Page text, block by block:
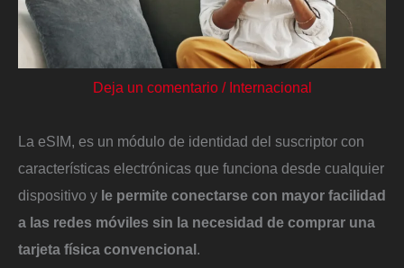
Deja un comentario / Internacional
La eSIM, es un módulo de identidad del suscriptor con
características electrónicas que funciona desde cualquier
dispositivo y le permite conectarse con mayor facilidad
a las redes móviles sin la necesidad de comprar una
tarjeta física convencional.